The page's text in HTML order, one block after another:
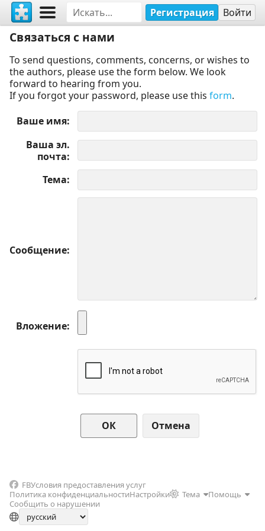
Регистрация Войти
Связаться с нами
To send questions, comments, concerns, or wishes to
the authors, please use the form below. We look
forward to hearing from you.
If you forgot your password, please use this form.
Ваше имя
Ваша эл.
почта
Тема
Сообщение
Вложение
Отмена
FBУсловия предоставления услуг
Политика конфиденциальностиНастройки Тема
Помощь
Сообщить о нарушении